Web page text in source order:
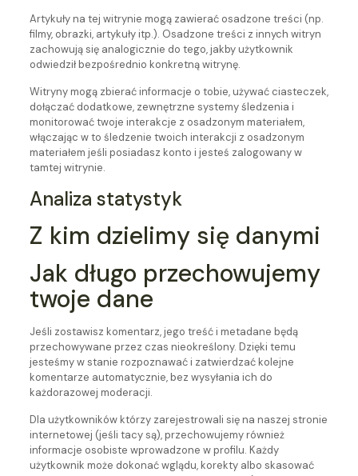
Artykuły na tej witrynie mogą zawierać osadzone treści (np.
filmy, obrazki, artykuły itp.). Osadzone treści z innych witryn
zachowują się analogicznie do tego, jakby użytkownik
odwiedził bezpośrednio konkretną witrynę.
Witryny mogą zbierać informacje o tobie, używać ciasteczek,
dołączać dodatkowe, zewnętrzne systemy śledzenia i
monitorować twoje interakcje z osadzonym materiałem,
włączając w to śledzenie twoich interakcji z osadzonym
materiałem jeśli posiadasz konto i jesteś zalogowany w
tamtej witrynie.
Analiza statystyk
Z kim dzielimy się danymi
Jak długo przechowujemy
twoje dane
Jeśli zostawisz komentarz, jego treść i metadane będą
przechowywane przez czas nieokreślony. Dzięki temu
jesteśmy w stanie rozpoznawać i zatwierdzać kolejne
komentarze automatycznie, bez wysyłania ich do
każdorazowej moderacji.
Dla użytkowników którzy zarejestrowali się na naszej stronie
internetowej (jeśli tacy są), przechowujemy również
informacje osobiste wprowadzone w profilu. Każdy
użytkownik może dokonać wglądu, korekty albo skasować